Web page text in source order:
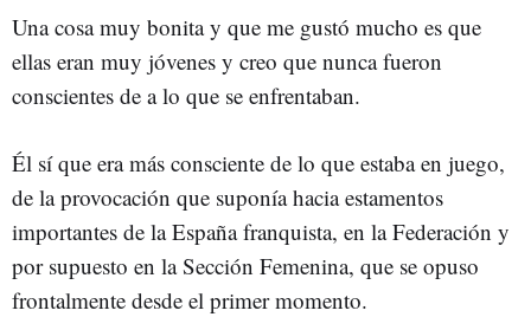
Una cosa muy bonita y que me gustó mucho es que
ellas eran muy jóvenes y creo que nunca fueron
conscientes de a lo que se enfrentaban.
Él sí que era más consciente de lo que estaba en juego,
de la provocación que suponía hacia estamentos
importantes de la España franquista, en la Federación y
por supuesto en la Sección Femenina, que se opuso
frontalmente desde el primer momento.